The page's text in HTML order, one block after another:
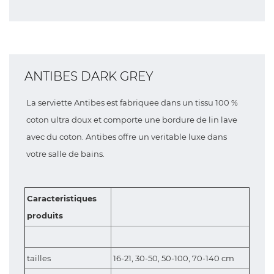
ANTIBES DARK GREY
La serviette Antibes est fabriquee dans un tissu 100 %
coton ultra doux et comporte une bordure de lin lave
avec du coton. Antibes offre un veritable luxe dans
votre salle de bains.
Caracteristiques
produits
tailles 16-21, 30-50, 50-100, 70-140 cm